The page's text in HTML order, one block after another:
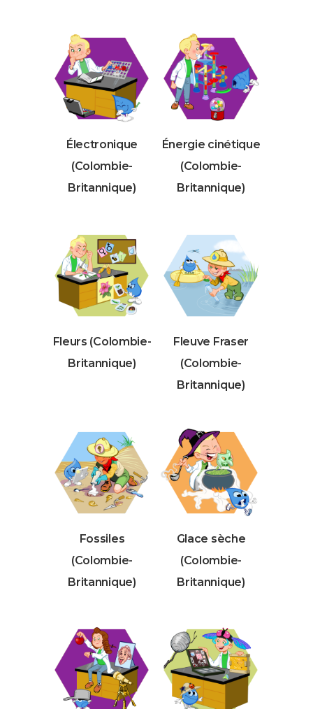
Électronique
(Colombie-
Britannique)
Énergie cinétique
(Colombie-
Britannique)
Fleurs (Colombie-
Britannique)
Fleuve Fraser
(Colombie-
Britannique)
Fossiles
(Colombie-
Britannique)
Glace sèche
(Colombie-
Britannique)